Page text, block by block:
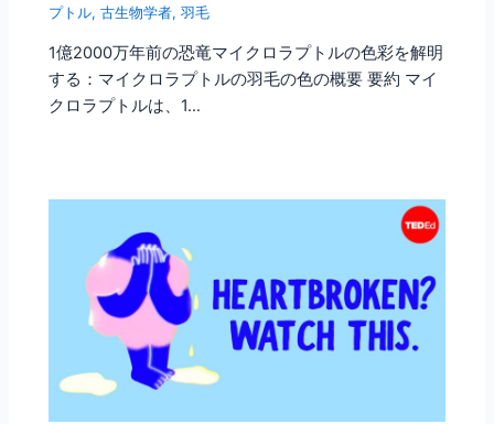
プトル,古生物学者,羽毛
1億2000万年前の恐竜マイクロラプトルの色彩を解明
する：マイクロラプトルの羽毛の色の概要 要約 マイ
クロラプトルは、1…